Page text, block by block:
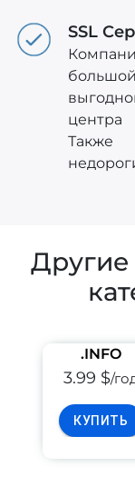
SSL
Также
.INFO
3.99 $/
КУПИТЬ